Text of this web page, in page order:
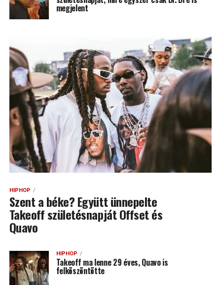
megjelent
HIPHOP
Szent a béke? Együtt ünnepelte
Takeoff születésnapját Offset és
Quavo
HIPHOP
Takeoff ma lenne 29 éves, Quavo is
felköszöntötte